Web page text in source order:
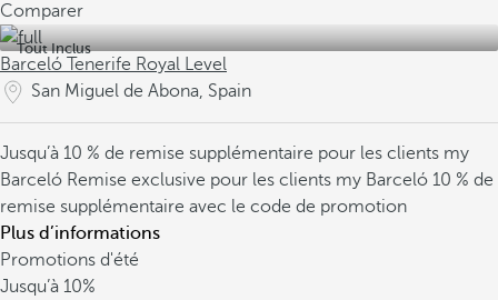
Comparer
Tout Inclus
Barceló Tenerife Royal Level
San Miguel de Abona, Spain
Jusqu’à 10 % de remise supplémentaire pour les clients my
Barceló Remise exclusive pour les clients my Barceló 10 % de
remise supplémentaire avec le code de promotion
Plus d’informations
Promotions d'été
Jusqu’à 10%